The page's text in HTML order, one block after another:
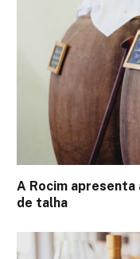
A Rocim apresenta
de talha